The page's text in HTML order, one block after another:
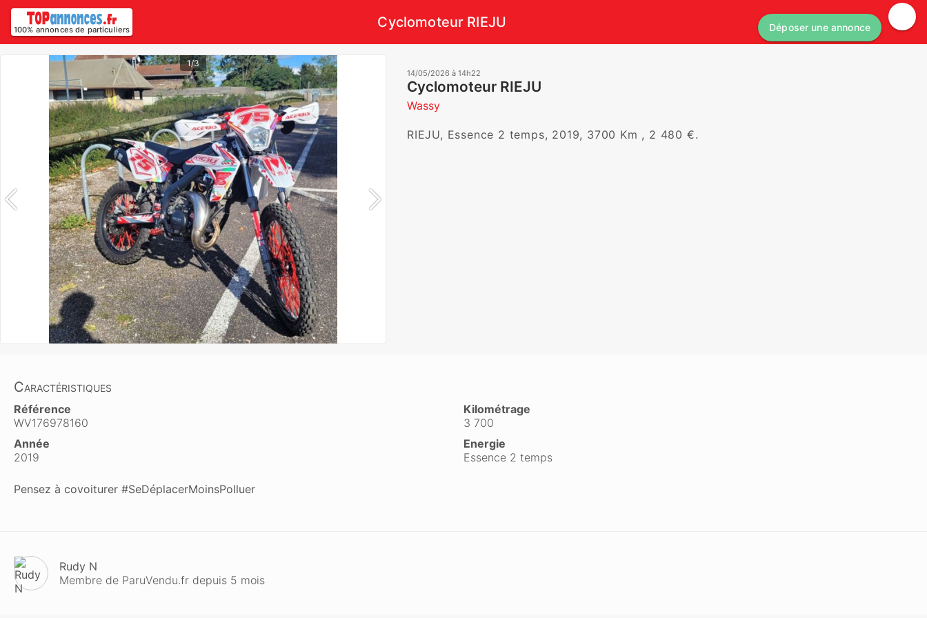
100% annonces de particuliers Cyclomoteur RIEJU Déposer une annonce
1/3
14/05/2026 à 14h22
Cyclomoteur RIEJU
Wassy
RIEJU, Essence 2 temps, 2019, 3700 Km , 2 480 €.
Caractéristiques
Référence
WV176978160
Kilométrage
3 700
Année
2019
Energie
Essence 2 temps
Pensez à covoiturer #SeDéplacerMoinsPolluer
Rudy N
Membre de ParuVendu.fr depuis 5 mois